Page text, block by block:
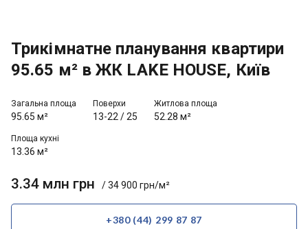
Трикімнатне планування квартири
95.65 м² в ЖК LAKE HOUSE, Київ
Загальна площа
95.65 м²
Поверхи
13-22 /25
Житлова площа
52.28 м²
Площа кухні
13.36 м²
3.34 млн грн / 34 900 грн/м²
+380 (44) 299 87 87